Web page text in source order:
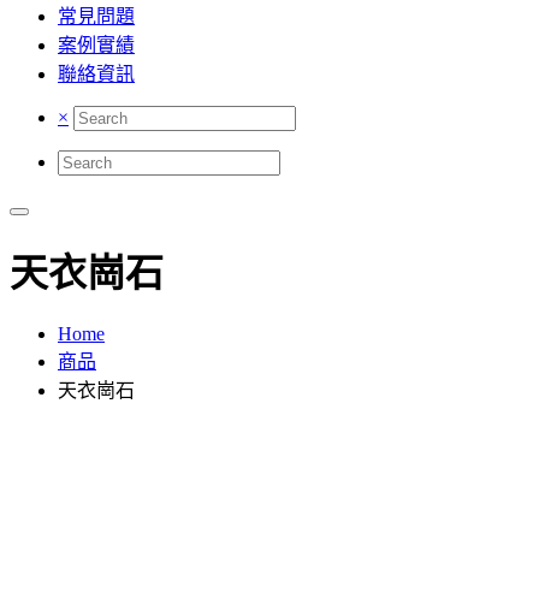
常見問題
案例實績
聯絡資訊
×
天衣崗石
Home
商品
天衣崗石